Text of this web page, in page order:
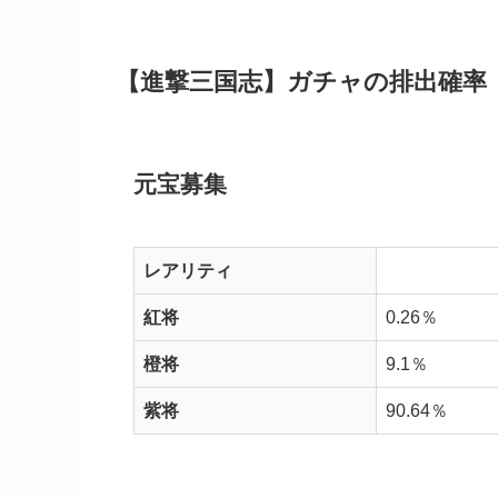
【進撃三国志】ガチャの排出確率
元宝募集
レアリティ
紅将 0.26％
橙将 9.1％
紫将 90.64％